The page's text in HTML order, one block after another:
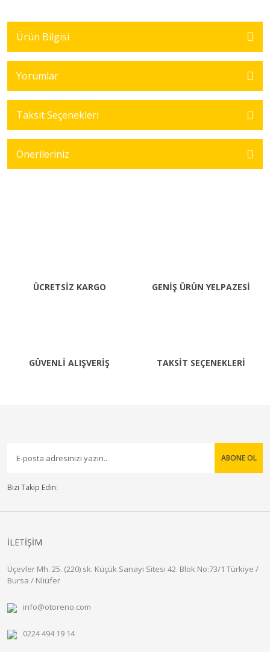
Ürün Bilgisi
Yorumlar
Taksit Seçenekleri
Önerileriniz
ÜCRETSİZ KARGO GENİŞ ÜRÜN YELPAZESİ
GÜVENLİ ALIŞVERİŞ TAKSİT SEÇENEKLERİ
ABONE OL
Bizi Takip Edin:
İLETİŞİM
Üçevler Mh. 25. (220) sk. Küçük Sanayi Sitesi 42. Blok No:73/1 Türkiye /
Bursa / Nliüfer
info@otoreno.com
0224 494 19 14